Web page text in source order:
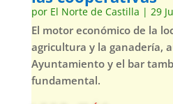
por El Norte de Castilla | 29
El motor económico de la
agricultura y la ganadería,
Ayuntamiento y el bar
fundamental.